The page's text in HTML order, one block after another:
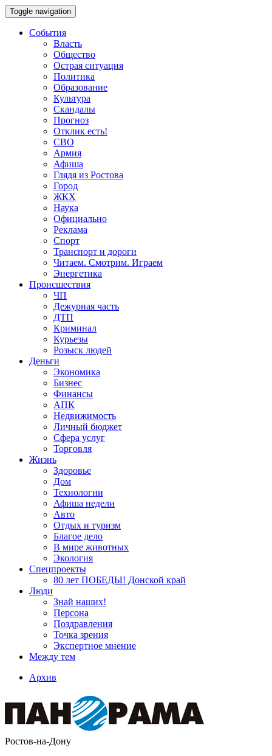
Toggle navigation
События
Власть
Общество
Острая ситуация
Политика
Образование
Культура
Скандалы
Прогноз
Отклик есть!
СВО
Армия
Афиша
Глядя из Ростова
Город
ЖКХ
Наука
Официально
Реклама
Спорт
Транспорт и дороги
Читаем. Смотрим. Играем
Энергетика
Происшествия
ЧП
Дежурная часть
ДТП
Криминал
Курьезы
Розыск людей
Деньги
Экономика
Бизнес
Финансы
АПК
Недвижимость
Личный бюджет
Сфера услуг
Торговля
Жизнь
Здоровье
Дом
Технологии
Афиша недели
Авто
Отдых и туризм
Благое дело
В мире животных
Экология
Спецпроекты
80 лет ПОБЕДЫ! Донской край
Люди
Знай наших!
Персона
Поздравления
Точка зрения
Экспертное мнение
Между тем
Архив
Ростов-на-Дону